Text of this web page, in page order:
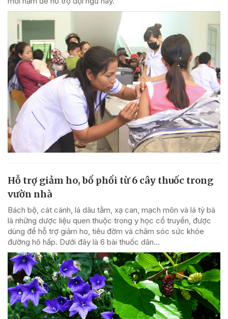
Hỗ trợ giảm ho, bổ phổi từ 6 cây thuốc trong
vườn nhà
Bách bộ, cát cánh, lá dâu tằm, xạ can, mạch môn và lá tỳ bà
là những dược liệu quen thuộc trong y học cổ truyền, được
dùng để hỗ trợ giảm ho, tiêu đờm và chăm sóc sức khỏe
đường hô hấp. Dưới đây là 6 bài thuốc dân...